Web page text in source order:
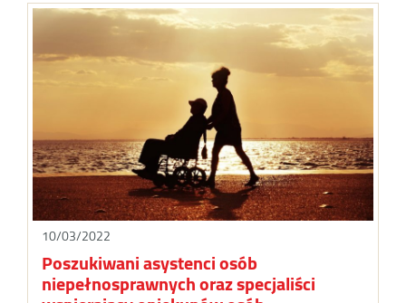
10/03/2022
Poszukiwani asystenci osób
niepełnosprawnych oraz specjaliści